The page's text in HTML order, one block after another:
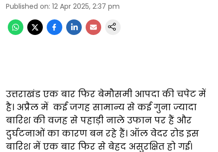
Published on: 12 Apr 2025, 2:37 pm
उत्तराखंड एक बार फिर बेमौसमी आपदा की चपेट में
है। अप्रैल में कई जगह सामान्य से कई गुना ज्यादा
बारिश की वजह से पहाड़ी नाले उफान पर हैं और
दुर्घटनाओं का कारण बन रहे हैं। ऑल वेदर रोड इस
बारिश में एक बार फिर से बेहद असुरक्षित हो गई।